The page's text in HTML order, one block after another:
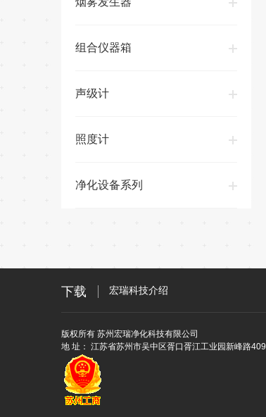
组合仪器箱
声级计
照度计
净化设备系列
下载 宏瑞科技介绍
版权所有 苏州宏瑞净化科技有限公司
地 址： 江苏省苏州市吴中区胥口胥江工业园新峰路